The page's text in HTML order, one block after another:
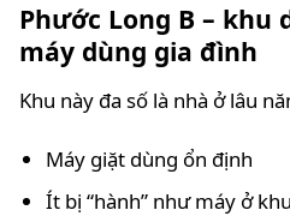
Phước Long B – khu
máy dùng gia đình
Khu này đa số là nhà ở lâu
Máy giặt dùng ổn định
Ít bị “hành” như máy ở